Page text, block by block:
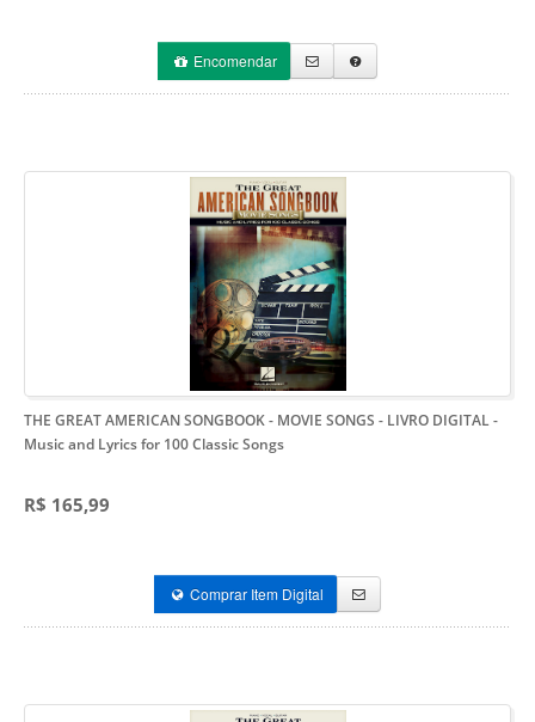
Encomendar
THE GREAT AMERICAN SONGBOOK - MOVIE SONGS - LIVRO DIGITAL-
Music and Lyrics for 100 Classic Songs
R$ 165,99
Comprar Item Digital